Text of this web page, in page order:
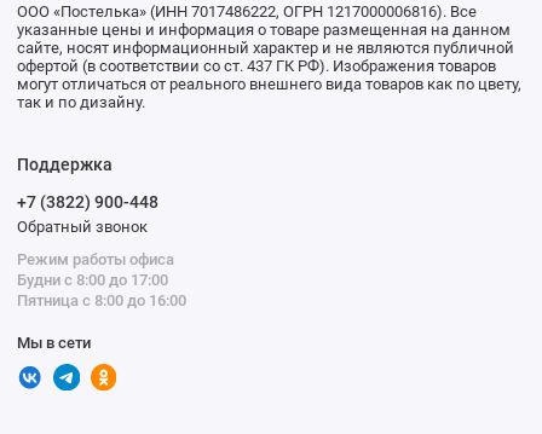
ООО «Постелька» (ИНН 7017486222, ОГРН 1217000006816). Все
указанные цены и информация о товаре размещенная на данном
сайте, носят информационный характер и не являются публичной
офертой (в соответствии со ст. 437 ГК РФ). Изображения товаров
могут отличаться от реального внешнего вида товаров как по цвету,
так и по дизайну.
Поддержка
+7 (3822) 900-448
Обратный звонок
Режим работы офиса
Будни с 8:00 до 17:00
Пятница с 8:00 до 16:00
Мы в сети